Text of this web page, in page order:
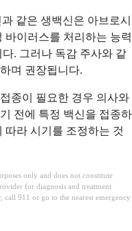
같은 생백신은 아브로시
바이러스를 처리하는 능력
. 그러나 독감 주사와 같
며 권장됩니다.
종이 필요한 경우 의사와
전에 특정 백신을 접종하
따라 시기를 조정하는 것
only and does not constitute
for diagnosis and treatment
911 or go to the nearest emergency